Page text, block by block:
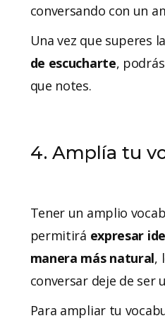
conversando con un
Una vez que superes la
de escucharte,
que notes.
4. Amplía tu
Tener un amplio
permitirá expresar
manera más natural,
conversar deje de ser
Para ampliar tu